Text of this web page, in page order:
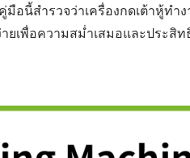
นี้สำรวจว่าเครื่องกดเต้าหู้ทำง
ยเพื่อความสม่ำเสมอและประสิ
ก-Tofu
สายการผลิต
220 ก